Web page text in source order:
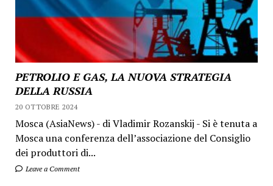
PETROLIO E GAS, LA NUOVA STRATEGIA
DELLA RUSSIA
20 OTTOBRE 2024
Mosca (AsiaNews) - di Vladimir Rozanskij - Si è tenuta a
Mosca una conferenza dell’associazione del Consiglio
dei produttori di...
Leave a Comment